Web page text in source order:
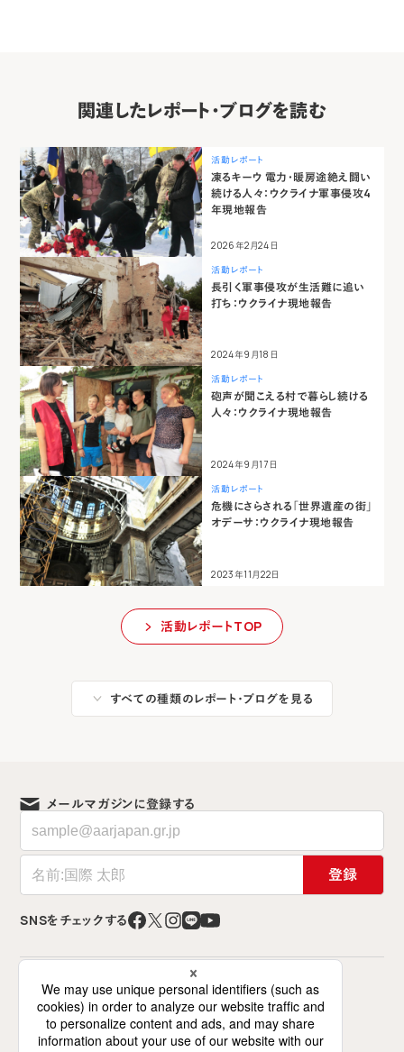
関連したレポート・ブログを読む
活動レポート
凍るキーウ 電力・暖房途絶え闘い
続ける人々：ウクライナ軍事侵攻4
年現地報告
2026年2月24日
活動レポート
長引く軍事侵攻が生活難に追い
打ち：ウクライナ現地報告
2024年9月18日
活動レポート
砲声が聞こえる村で暮らし続ける
人々：ウクライナ現地報告
2024年9月17日
活動レポート
危機にさらされる「世界遺産の街」
オデーサ：ウクライナ現地報告
2023年11月22日
活動レポートTOP
すべての種類のレポート・ブログを見る
メールマガジンに登録する
登録
SNSをチェックする